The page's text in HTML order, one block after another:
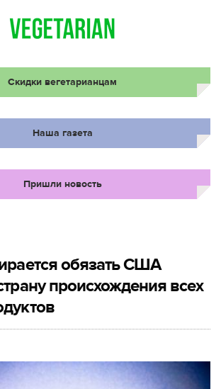
Скидки вегетарианцам
Наша газета
Пришли новость
обязать США
происхождения всех